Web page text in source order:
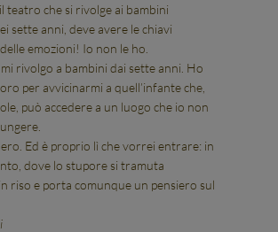
teatro che si rivolge ai bambini
sette anni, deve avere le chiavi
emozioni! Io non le ho.
rivolgo a bambini dai sette anni. Ho
per avvicinarmi a quell’infante che,
può accedere a un luogo che io non
Ed è proprio lì che vorrei entrare: in
dove lo stupore si tramuta
riso e porta comunque un pensiero sul